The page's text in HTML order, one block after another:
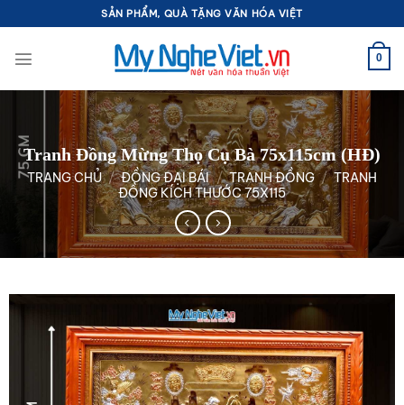
qua
nội
SẢN PHẨM, QUÀ TẶNG VĂN HÓA VIỆT
0
Tranh Đồng Mừng Thọ Cụ Bà 75x115cm (HĐ)
TRANG CHỦ / ĐỒNG ĐẠI BÁI / TRANH ĐỒNG / TRANH
ĐỒNG KÍCH THƯỚC 75X115